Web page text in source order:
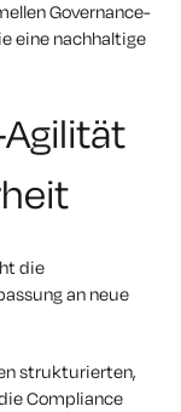
Governance-
eine nachhaltige
die
an neue
strukturierten,
Compliance